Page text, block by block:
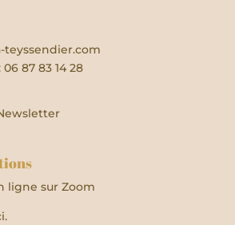
teyssendier.com
87 83 14 28
ligne sur Zoom